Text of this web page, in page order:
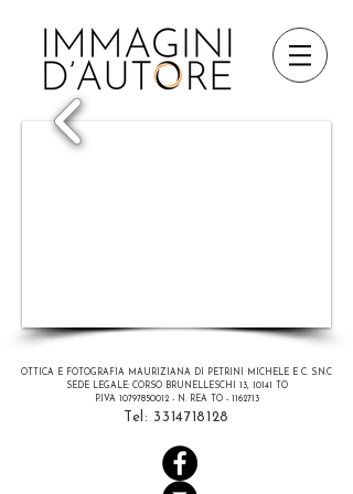
OTTICA E FOTOGRAFIA MAURIZIANA DI PETRINI MICHELE E C. S.N.C
SEDE LEGALE: CORSO BRUNELLESCHI 13, 10141 TO
P.IVA 10797850012 - N. REA TO - 1162713
Tel: 3314718128